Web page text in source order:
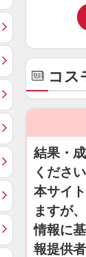
コス
結果・
ください
本サイ
ますが
情報に
報提供